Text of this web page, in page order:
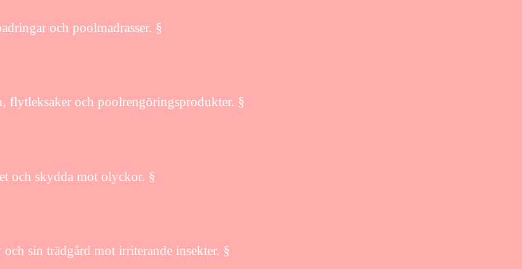
och poolmadrasser. §
flytleksaker och poolrengöringsprodukter. §
och skydda mot olyckor. §
sin trädgård mot irriterande insekter. §